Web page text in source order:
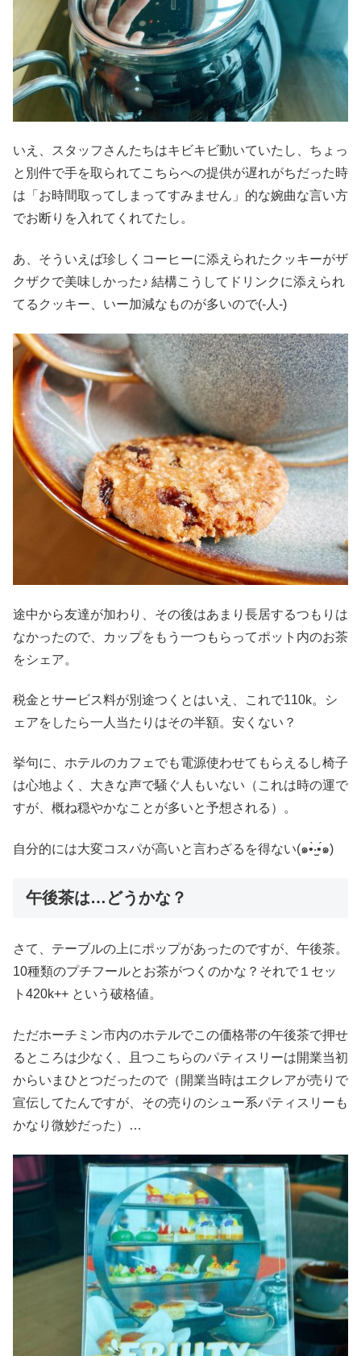
いえ、スタッフさんたちはキビキビ動いていたし、ちょっ
と別件で手を取られてこちらへの提供が遅れがちだった時
は「お時間取ってしまってすみません」的な婉曲な言い方
でお断りを入れてくれてたし。
あ、そういえば珍しくコーヒーに添えられたクッキーがザ
クザクで美味しかった♪ 結構こうしてドリンクに添えられ
てるクッキー、いー加減なものが多いので(-人-)
途中から友達が加わり、その後はあまり長居するつもりは
なかったので、カップをもう一つもらってポット内のお茶
をシェア。
税金とサービス料が別途つくとはいえ、これで110k。シ
ェアをしたら一人当たりはその半額。安くない？
挙句に、ホテルのカフェでも電源使わせてもらえるし椅子
は心地よく、大きな声で騒ぐ人もいない（これは時の運で
すが、概ね穏やかなことが多いと予想される）。
自分的には大変コスパが高いと言わざるを得ない(๑•̀‧̫•́๑)
午後茶は…どうかな？
さて、テーブルの上にポップがあったのですが、午後茶。
10種類のプチフールとお茶がつくのかな？それで１セッ
ト420k++ という破格値。
ただホーチミン市内のホテルでこの価格帯の午後茶で押せ
るところは少なく、且つこちらのパティスリーは開業当初
からいまひとつだったので（開業当時はエクレアが売りで
宣伝してたんですが、その売りのシュー系パティスリーも
かなり微妙だった）…